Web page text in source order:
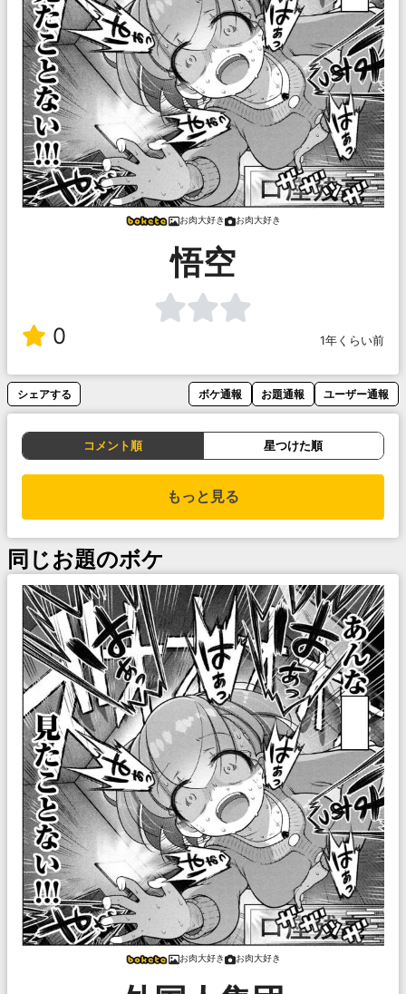
お肉大好き お肉大好き
悟空
0 1年くらい前
シェアする ボケ通報 お題通報 ユーザー通報
コメント順 星つけた順
もっと見る
同じお題のボケ
お肉大好き お肉大好き